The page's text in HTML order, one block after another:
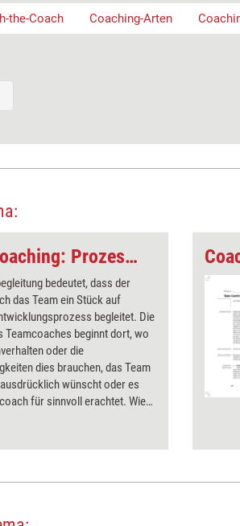
the-Coach Coaching-Arten
Methoden im Teamcoaching: Prozessbegleitung
bedeutet, dass der
das Team ein Stück auf
begleitet. Die
Teamcoaches beginnt dort, wo
oder die
dies brauchen, das Team
wünscht oder es
für sinnvoll erachtet. Wie